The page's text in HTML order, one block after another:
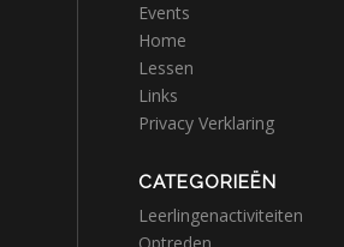
Events
Home
Lessen
Links
Privacy Verklaring
CATEGORIEËN
Leerlingenactiviteiten